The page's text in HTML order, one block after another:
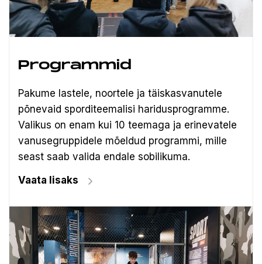
Programmid
Pakume lastele, noortele ja täiskasvanutele
põnevaid sporditeemalisi haridusprogramme.
Valikus on enam kui 10 teemaga ja erinevatele
vanusegruppidele mõeldud programmi, mille
seast saab valida endale sobilikuma.
Vaata lisaks